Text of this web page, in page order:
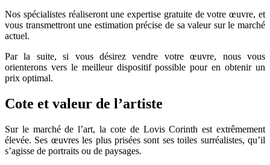
Nos spécialistes réaliseront une expertise gratuite de votre œuvre, et
vous transmettront une estimation précise de sa valeur sur le marché
actuel.
Par la suite, si vous désirez vendre votre œuvre, nous vous
orienterons vers le meilleur dispositif possible pour en obtenir un
prix optimal.
Cote et valeur de l’artiste
Sur le marché de l’art, la cote de Lovis Corinth est extrêmement
élevée. Ses œuvres les plus prisées sont ses toiles surréalistes, qu’il
s’agisse de portraits ou de paysages.